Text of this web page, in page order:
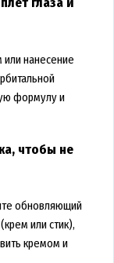
или нанесение
формулу и
чтобы не
обновляющий
или стик),
кремом и